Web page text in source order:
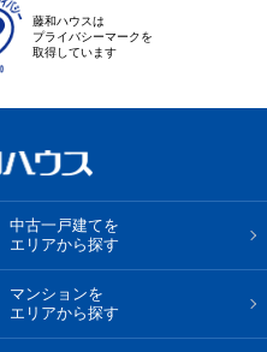
藤和ハウスは
プライバシーマークを
取得しています
中古一戸建てを
エリアから探す
マンションを
エリアから探す